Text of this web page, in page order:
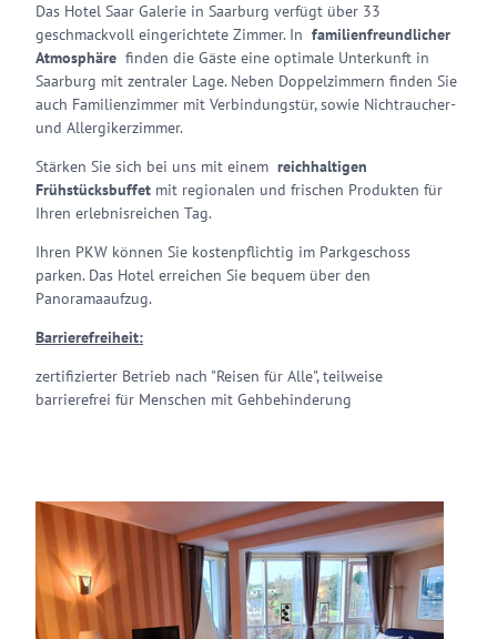
Das Hotel Saar Galerie in Saarburg verfügt über 33
geschmackvoll eingerichtete Zimmer. In familienfreundlicher
Atmosphäre finden die Gäste eine optimale Unterkunft in
Saarburg mit zentraler Lage. Neben Doppelzimmern finden Sie
auch Familienzimmer mit Verbindungstür, sowie Nichtraucher-
und Allergikerzimmer.
Stärken Sie sich bei uns mit einem reichhaltigen
Frühstücksbuffet mit regionalen und frischen Produkten für
Ihren erlebnisreichen Tag.
Ihren PKW können Sie kostenpflichtig im Parkgeschoss
parken. Das Hotel erreichen Sie bequem über den
Panoramaaufzug.
Barrierefreiheit:
zertifizierter Betrieb nach "Reisen für Alle", teilweise
barrierefrei für Menschen mit Gehbehinderung